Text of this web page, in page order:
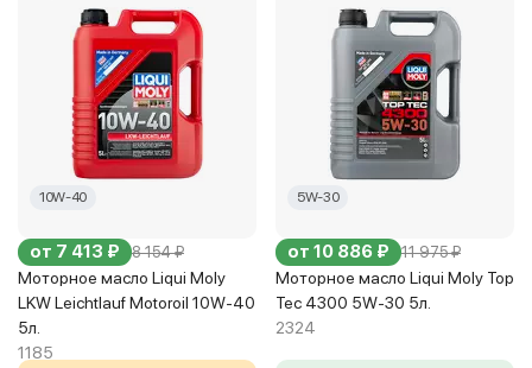
10W-40
от 7 413 ₽ 8 154 ₽
Моторное масло Liqui Moly
LKW Leichtlauf Motoroil 10W-40
5л.
1185
5W-30
от 10 886 ₽ 11 975 ₽
Моторное масло Liqui Moly Top
Tec 4300 5W-30 5л.
2324